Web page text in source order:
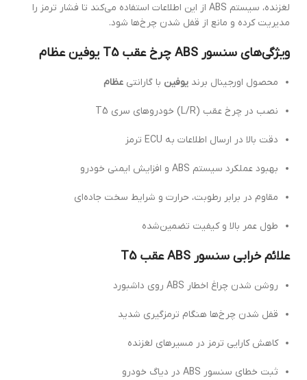
لغزنده، سیستم ABS از این اطلاعات استفاده می‌کند تا فشار ترمز را
مدیریت کرده و مانع از قفل شدن چرخ‌ها شود.
ویژگی‌های سنسور ABS چرخ عقب T5 یوفین عظام
محصول اورجینال برند یوفین با گارانتی عظام
نصب در چرخ عقب (L/R) خودروهای سری T5
دقت بالا در ارسال اطلاعات به ECU ترمز
بهبود عملکرد سیستم ABS و افزایش ایمنی خودرو
مقاوم در برابر رطوبت، حرارت و شرایط سخت جاده‌ای
طول عمر بالا و کیفیت تضمین‌شده
علائم خرابی سنسور ABS عقب T5
روشن شدن چراغ اخطار ABS روی داشبورد
قفل شدن چرخ‌ها هنگام ترمزگیری شدید
کاهش کارایی ترمز در مسیرهای لغزنده
ثبت خطای سنسور ABS در دیاگ خودرو